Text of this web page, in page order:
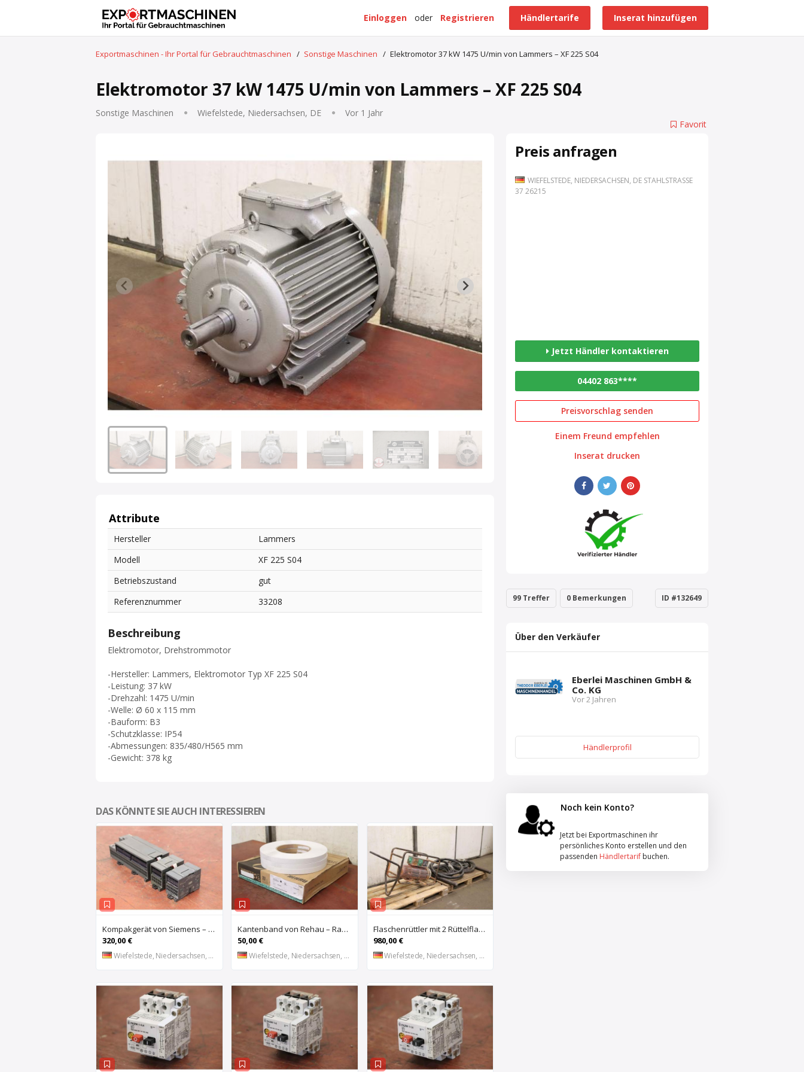
Inserat hinzufügen
Händlertarife
Registrieren
oder
Einloggen
Exportmaschinen - Ihr Portal für Gebrauchtmaschinen / Sonstige Maschinen / Elektromotor 37 kW 1475 U/min von Lammers – XF 225 S04
Elektromotor 37 kW 1475 U/min von Lammers – XF 225 S04
Sonstige Maschinen Wiefelstede, Niedersachsen, DE Vor 1 Jahr
Attribute
Hersteller
Lammers
Modell
XF 225 S04
Betriebszustand
gut
Referenznummer
33208
Beschreibung
Elektromotor, Drehstrommotor
-Hersteller: Lammers, Elektromotor Typ XF 225 S04
-Leistung: 37 kW
-Drehzahl: 1475 U/min
-Welle: Ø 60 x 115 mm
-Bauform: B3
-Schutzklasse: IP54
-Abmessungen: 835/480/H565 mm
-Gewicht: 378 kg
DAS KÖNNTE SIE AUCH INTERESSIEREN
Kompakgerät von Siemens – 6ES7 216-2AD22-OXBO 6ES 221-1BF22-OXAO
320,00 €
Wiefelstede, Niedersachsen, DE
Kantenband von Rehau – Raukantex FP 28/1 97556
50,00 €
Wiefelstede, Niedersachsen, DE
Flaschenrüttler mit 2 Rüttelflaschen von Wacker – FU-4/200SW
980,00 €
Wiefelstede, Niedersachsen, DE
Favorit
Preis anfragen
WIEFELSTEDE, NIEDERSACHSEN, DE STAHLSTRASSE 3
7 26215
Jetzt Händler kontaktieren
04402 863****
Preisvorschlag senden
Einem Freund empfehlen
Inserat drucken
99 Treffer 0 Bemerkungen ID #132649
Über den Verkäufer
Eberlei Maschinen GmbH &
Co. KG
Vor 2 Jahren
Händlerprofil
Noch kein Konto?
Jetzt bei Exportmaschinen ihr
persönliches Konto erstellen und den
passenden Händlertarif buchen.